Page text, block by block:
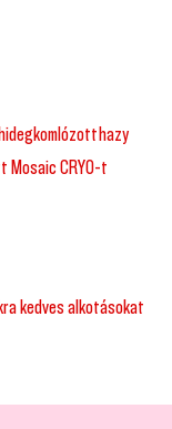
hazy
Mosaic CRYO-t
kedves alkotásokat